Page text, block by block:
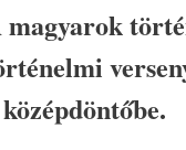
magyarok